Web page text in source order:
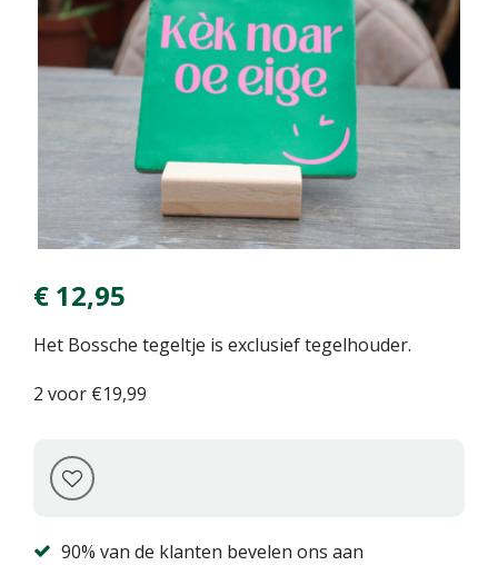
€ 12,95
Het Bossche tegeltje is exclusief tegelhouder.
2 voor €19,99
90% van de klanten bevelen ons aan